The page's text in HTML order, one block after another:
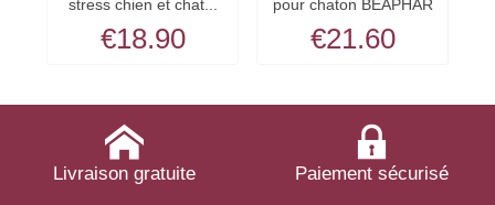
stress chien et chat...
€18.90
pour chaton BEAPHAR
€21.60
Livraison gratuite Paiement sécurisé